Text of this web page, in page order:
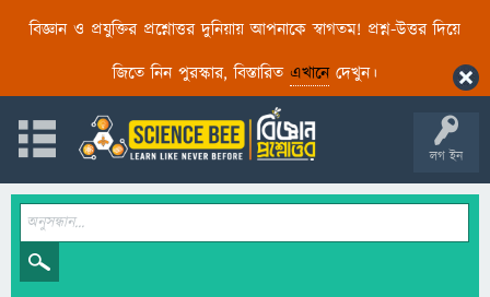
বিজ্ঞান ও প্রযুক্তির প্রশ্নোত্তর দুনিয়ায় আপনাকে স্বাগতম! প্রশ্ন-উত্তর দিয়ে
জিতে নিন পুরস্কার, বিস্তারিত এখানেদেখুন।
লগ ইন